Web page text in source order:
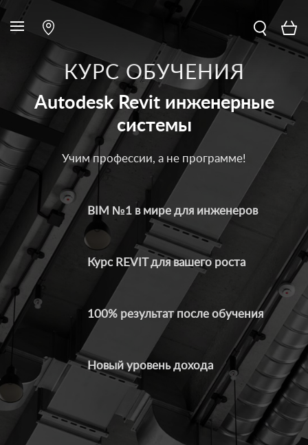
КУРС ОБУЧЕНИЯ
Autodesk Revit инженерные
системы
Учим профессии, а не программе!
BIM №1 в мире для инженеров
Курс REVIT для вашего роста
100% результат после обучения
Новый уровень дохода